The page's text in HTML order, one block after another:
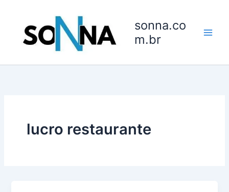
conteúdo
sonna.co
m.br
lucro restaurante